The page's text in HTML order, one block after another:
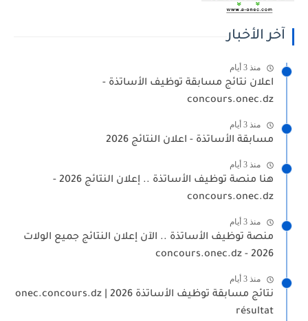
آخر الأخبار
منذ 3 أيام
اعلان نتائج مسابقة توظيف الأساتذة -
concours.onec.dz
منذ 3 أيام
مسابقة الأساتذة - اعلان النتائج 2026
منذ 3 أيام
هنا منصة توظيف الأساتذة .. إعلان النتائج 2026 -
concours.onec.dz
منذ 3 أيام
منصة توظيف الأساتذة .. الآن إعلان النتائج جميع الولات
2026 - concours.onec.dz
منذ 3 أيام
نتائج مسابقة توظيف الأساتذة 2026 | onec.concours.dz
résultat